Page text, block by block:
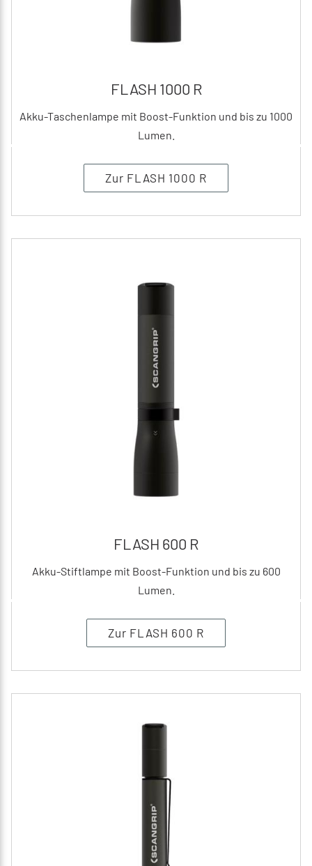
FLASH 1000 R
Akku-Taschenlampe mit Boost-Funktion und bis zu 1000
Lumen.
Zur FLASH 1000 R
FLASH 600 R
Akku-Stiftlampe mit Boost-Funktion und bis zu 600
Lumen.
Zur FLASH 600 R